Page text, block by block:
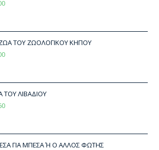
ΤΟΥ ΖΩΟΛΟΓΙΚΟΥ ΚΗΠΟΥ
ΤΟΥ ΛΙΒΑΔΙΟΥ
ΓΙΑ ΜΠΕΣΑ Ή Ο ΑΛΛΟΣ ΦΩΤΗΣ